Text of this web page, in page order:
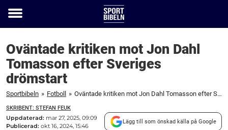
Toggle
Oväntade kritiken mot Jon Dahl
Tomasson efter Sveriges
drömstart
Sportbibeln » Fotboll » Oväntade kritiken mot Jon Dahl Tomasson efter Sveriges drömstart
SKRIBENT: STEFAN FEUK
Uppdaterad: mar 27, 2025, 09:09
Publicerad: okt 16, 2024, 15:46
Lägg till som önskad källa på Google